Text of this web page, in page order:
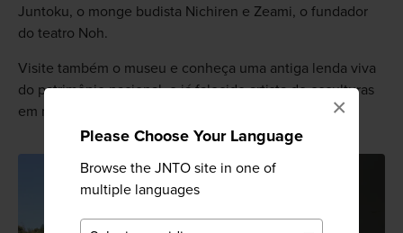
Please Choose Your Language
Browse the JNTO site in one of
multiple languages
×
Juntoku, o monge budista Nichiren e Zeami, o fundador
do teatro Noh.
Visite também o museu e conheça uma antiga lenda viva
do patrimônio nacional, o já falecido artista de esculturas
em metal Sasaki Shodo.